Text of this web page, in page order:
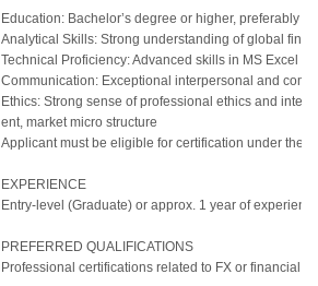
Education: Bachelor’s degree or higher, preferably
Analytical Skills: Strong understanding of global
Technical Proficiency: Advanced skills in MS Excel
Communication: Exceptional interpersonal and
Ethics: Strong sense of professional ethics and
ent, market micro structure
Applicant must be eligible for certification under the
EXPERIENCE
Entry-level (Graduate) or approx. 1 year of
PREFERRED QUALIFICATIONS
Professional certifications related to FX or financial